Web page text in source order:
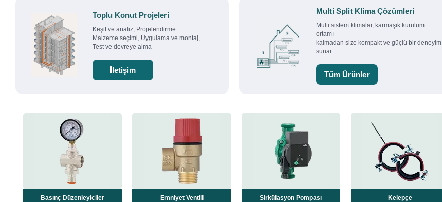
Toplu Konut Projeleri
Keşif ve analiz, Projelendirme
Malzeme seçimi, Uygulama ve montaj,
Test ve devreye alma
İletişim
Multi Split Klima Çözümleri
Multi sistem klimalar, karmaşık kurulum
ortamı
kalmadan size kompakt ve güçlü bir deneyim
sunar.
Tüm Ürünler
Basınç Düzenleyiciler Emniyet Ventili Sirkülasyon Pompası Kelepçe